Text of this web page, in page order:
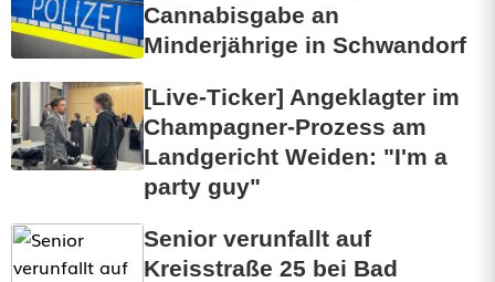
Cannabisgabe an
Minderjährige in Schwandorf
[Live-Ticker] Angeklagter im
Champagner-Prozess am
Landgericht Weiden: "I'm a
party guy"
Senior verunfallt auf
Kreisstraße 25 bei Bad